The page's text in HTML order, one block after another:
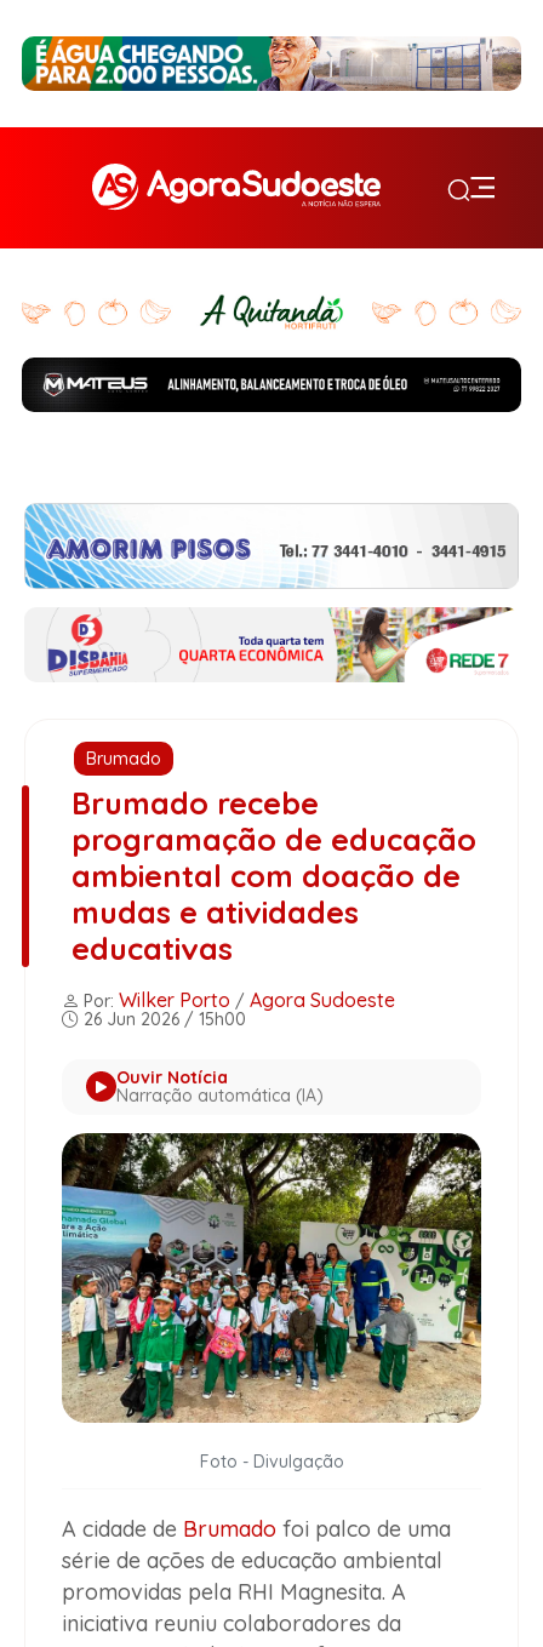
Brumado
Brumado recebe
programação de educação
ambiental com doação de
mudas e atividades
educativas
Por: Wilker Porto / Agora Sudoeste
26 Jun 2026 / 15h00
Ouvir Notícia
Narração automática (IA)
Foto - Divulgação
A cidade de Brumado foi palco de uma
série de ações de educação ambiental
promovidas pela RHI Magnesita. A
iniciativa reuniu colaboradores da